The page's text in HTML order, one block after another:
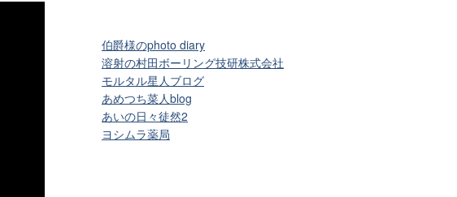
伯爵様のphoto diary
溶射の村田ボーリング技研株式会社
モルタル星人ブログ
あめつち菜人blog
あいの日々徒然2
ヨシムラ薬局